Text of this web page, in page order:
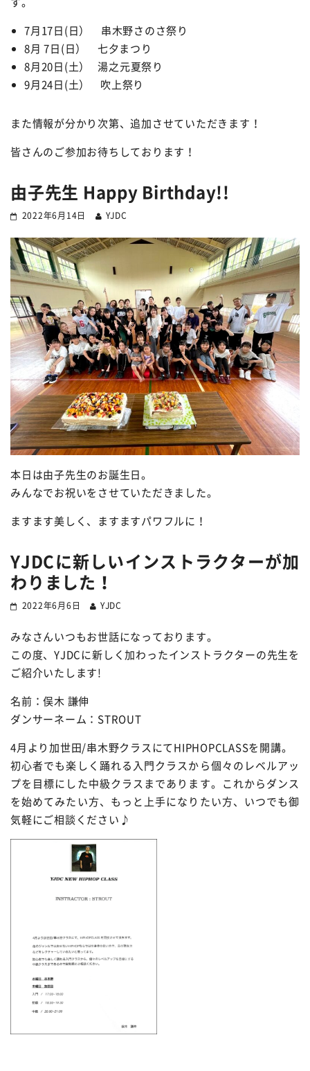
7月17日(日） 串木野さのさ祭り
8月 7日(日） 七夕まつり
8月20日(土） 湯之元夏祭り
9月24日(土） 吹上祭り
また情報が分かり次第、追加させていただきます！
皆さんのご参加お待ちしております！
由子先生 Happy Birthday!!
2022年6月14日 YJDC
本日は由子先生のお誕生日。
みんなでお祝いをさせていただきました。
ますます美しく、ますますパワフルに！
YJDCに新しいインストラクターが加
わりました！
2022年6月6日 YJDC
みなさんいつもお世話になっております。
この度、YJDCに新しく加わったインストラクターの先生を
ご紹介いたします!
名前：俣木 謙伸
ダンサーネーム：STROUT
4月より加世田/串木野クラスにてHIPHOPCLASSを開講。
初心者でも楽しく踊れる入門クラスから個々のレベルアッ
プを目標にした中級クラスまであります。これからダンス
を始めてみたい方、もっと上手になりたい方、いつでも御
気軽にご相談ください♪